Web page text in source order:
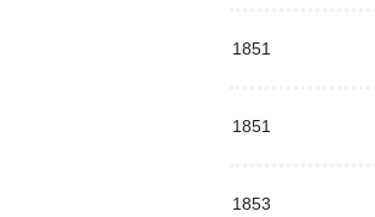
1851
1851
1853